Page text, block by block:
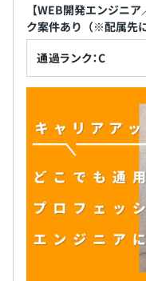
【WEB開発エンジニ
ク案件あり（※配属先に
通過ランク：C